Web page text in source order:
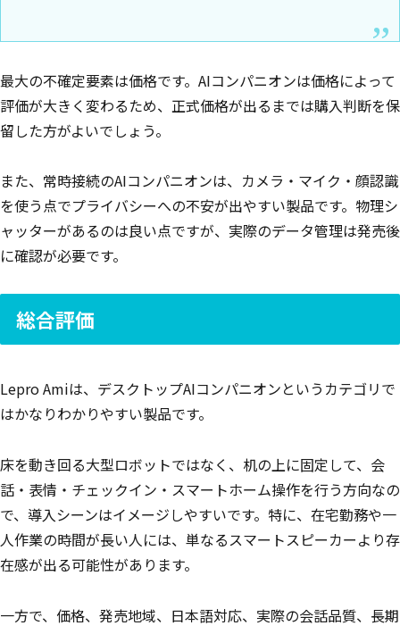
最大の不確定要素は価格です。AIコンパニオンは価格によって
評価が大きく変わるため、正式価格が出るまでは購入判断を保
留した方がよいでしょう。
また、常時接続のAIコンパニオンは、カメラ・マイク・顔認識
を使う点でプライバシーへの不安が出やすい製品です。物理シ
ャッターがあるのは良い点ですが、実際のデータ管理は発売後
に確認が必要です。
総合評価
Lepro Amiは、デスクトップAIコンパニオンというカテゴリで
はかなりわかりやすい製品です。
床を動き回る大型ロボットではなく、机の上に固定して、会
話・表情・チェックイン・スマートホーム操作を行う方向なの
で、導入シーンはイメージしやすいです。特に、在宅勤務や一
人作業の時間が長い人には、単なるスマートスピーカーより存
在感が出る可能性があります。
一方で、価格、発売地域、日本語対応、実際の会話品質、長期